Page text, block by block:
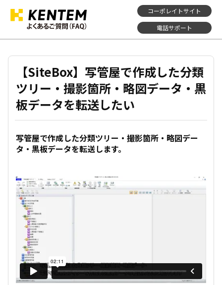
コーポレイトサイト
電話サポート
【SiteBox】写管屋で作成した分類
ツリー・撮影箇所・略図データ・黒
板データを転送したい
写管屋で作成した分類ツリー・撮影箇所・略図デー
タ・黒板データを転送します。